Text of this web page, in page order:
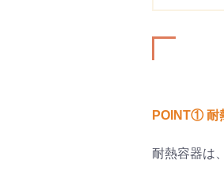
POINT① 耐
耐熱容器は、